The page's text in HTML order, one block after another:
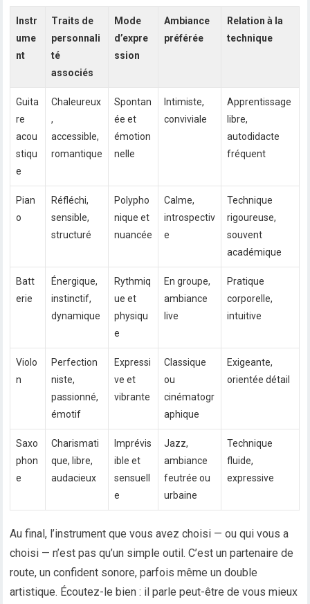
Instr
ume
nt
Traits de
personnali
té
associés
Mode
d’expre
ssion
Ambiance
préférée
Relation à la
technique
Guita
re
acou
stiqu
e
Chaleureux
,
accessible,
romantique
Spontan
ée et
émotion
nelle
Intimiste,
conviviale
Apprentissage
libre,
autodidacte
fréquent
Pian
o
Réfléchi,
sensible,
structuré
Polypho
nique et
nuancée
Calme,
introspectiv
e
Technique
rigoureuse,
souvent
académique
Batt
erie
Énergique,
instinctif,
dynamique
Rythmiq
ue et
physiqu
e
En groupe,
ambiance
live
Pratique
corporelle,
intuitive
Violo
n
Perfection
niste,
passionné,
émotif
Expressi
ve et
vibrante
Classique
ou
cinématogr
aphique
Exigeante,
orientée détail
Saxo
phon
e
Charismati
que, libre,
audacieux
Imprévis
ible et
sensuell
e
Jazz,
ambiance
feutrée ou
urbaine
Technique
fluide,
expressive
Au final, l’instrument que vous avez choisi — ou qui vous a
choisi — n’est pas qu’un simple outil. C’est un partenaire de
route, un confident sonore, parfois même un double
artistique. Écoutez-le bien : il parle peut-être de vous mieux